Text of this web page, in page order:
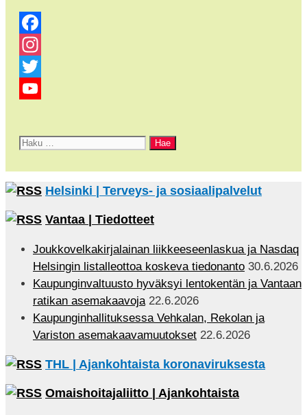
Facebook
Instagram
Twitter
Haku:
Helsinki | Terveys- ja sosiaalipalvelut
Vantaa | Tiedotteet
Joukkovelkakirjalainan liikkeeseenlaskua ja Nasdaq
Helsingin listalleottoa koskeva tiedonanto 30.6.2026
Kaupunginvaltuusto hyväksyi lentokentän ja Vantaan
ratikan asemakaavoja 22.6.2026
Kaupunginhallituksessa Vehkalan, Rekolan ja
Variston asemakaavamuutokset 22.6.2026
THL | Ajankohtaista koronaviruksesta
Omaishoitajaliitto | Ajankohtaista